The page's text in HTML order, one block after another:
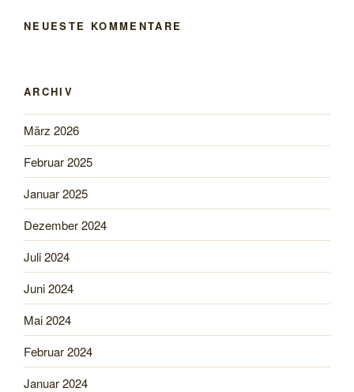
NEUESTE KOMMENTARE
ARCHIV
März 2026
Februar 2025
Januar 2025
Dezember 2024
Juli 2024
Juni 2024
Mai 2024
Februar 2024
Januar 2024